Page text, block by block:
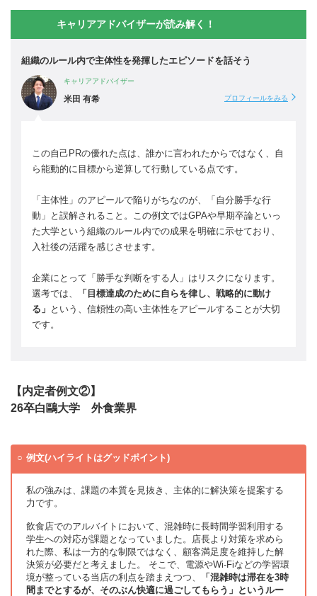
キャリアアドバイザーが読み解く！
組織のルール内で主体性を発揮したエピソードを話そう
キャリアアドバイザー
米田 有希 プロフィールをみる
この自己PRの優れた点は、誰かに言われたからではなく、自
ら能動的に目標から逆算して行動している点です。
「主体性」のアピールで陥りがちなのが、「自分勝手な行
動」と誤解されること。この例文ではGPAや早期卒論といっ
た大学という組織のルール内での成果を明確に示せており、
入社後の活躍を感じさせます。
企業にとって「勝手な判断をする人」はリスクになります。
選考では、
「目標達成のために自らを律し、戦略的に動け
る」 という、信頼性の高い主体性をアピールすることが大切
です。
【内定者例文②】
26卒白鷗大学 外食業界
例文(ハイライトはグッドポイント)
私の強みは、課題の本質を見抜き、主体的に解決策を提案する
力です。
飲食店でのアルバイトにおいて、混雑時に長時間学習利用する
学生への対応が課題となっていました。店長より対策を求めら
れた際、私は一方的な制限ではなく、顧客満足度を維持した解
決策が必要だと考えました。 そこで、電源やWi-Fiなどの学習環
境が整っている当店の利点を踏まえつつ、
「混雑時は滞在を3時
間までとするが、そのぶん快適に過ごしてもらう」というルー